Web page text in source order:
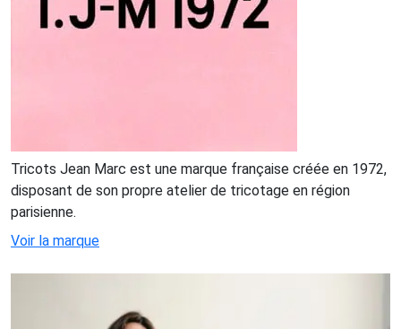
Tricots Jean Marc est une marque française créée en 1972,
disposant de son propre atelier de tricotage en région
parisienne.
Voir la marque